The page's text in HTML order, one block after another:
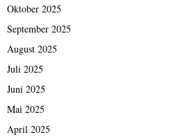
Oktober 2025
September 2025
August 2025
Juli 2025
Juni 2025
Mai 2025
April 2025